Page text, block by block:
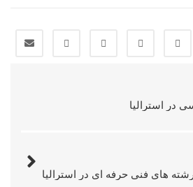
در استرالیا
های فنی‌ حرفه ای در استرالیا